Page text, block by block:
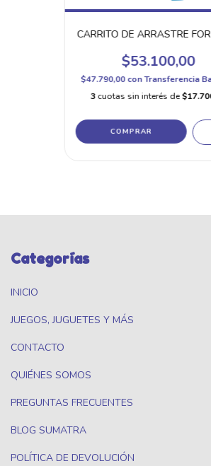
CARRITO DE ARRASTRE
$53.100,00
$47.790,00conTransferencia
3cuotas sin interés de
Categorías
INICIO
JUEGOS, JUGUETES Y MÁS
CONTACTO
QUIÉNES SOMOS
PREGUNTAS FRECUENTES
BLOG SUMATRA
POLÍTICA DE DEVOLUCIÓN